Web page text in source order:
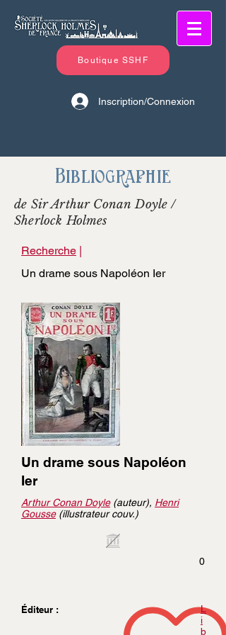
Boutique SSHF
Inscription/Connexion
Bibliographie
de Sir Arthur Conan Doyle /
Sherlock Holmes
Recherche |
Un drame sous Napoléon Ier
Un drame sous Napoléon
Ier
Arthur Conan Doyle(auteur), Henri
Gousse(illustrateur couv.)
0
Éditeur :
L
i
b